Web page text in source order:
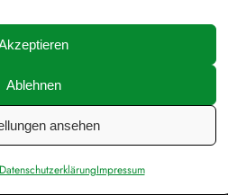
Ablehnen
ansehen
Impressum
bei uns
Daten
wir in der
dies zu
die Dauer der